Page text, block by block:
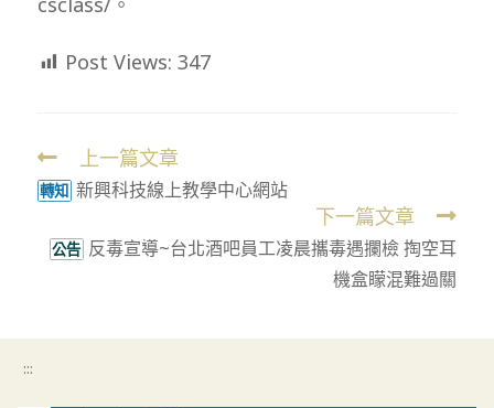
Post Views: 347
Read
more
上一篇文章
轉知 新興科技線上教學中心網站
下一篇文章
公告 反毒宣導~台北酒吧員工凌晨攜毒遇攔檢 掏空耳
機盒矇混難過關
:::